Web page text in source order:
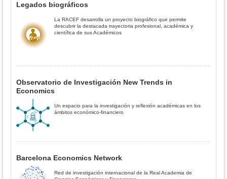
Legados biográficos
La RACEF desarrolla un proyecto biográfico que permite
descubrir la destacada trayectoria profesional, académica y
científica de sus Académicos
Observatorio de Investigación New Trends in
Economics
Un espacio para la investigación y reflexión académicas en los
ámbitos económico-financiero
Barcelona Economics Network
Red de investigación internacional de la Real Academia de